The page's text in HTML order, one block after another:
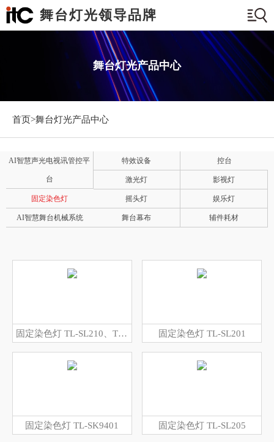
舞台灯光领导品牌
舞台灯光产品中心
首页>舞台灯光产品中心
AI智慧声光电视讯管控平
台
特效设备 控台
激光灯 影视灯
固定染色灯 摇头灯 娱乐灯
AI智慧舞台机械系统 舞台幕布 辅件耗材
固定染色灯 TL-SL210、TL-SL210B 固定染色灯 TL-SL201
固定染色灯 TL-SK9401 固定染色灯 TL-SL205